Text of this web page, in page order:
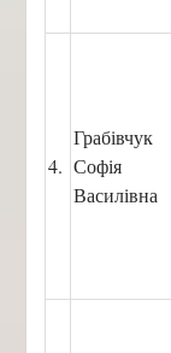
4.
Грабівчук
Софія
Василівна